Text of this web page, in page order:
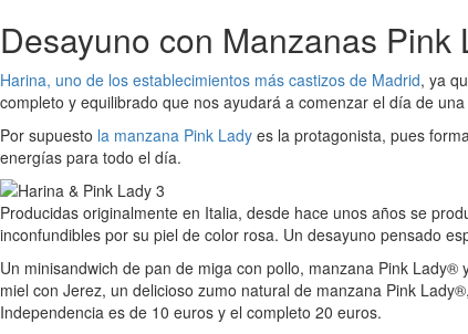
Desayuno con Manzanas Pink
Harina, uno de los establecimientos más castizos de Madrid, ya
completo y equilibrado que nos ayudará a comenzar el día de
Por supuesto la manzana Pink Lady es la protagonista, pues
energías para todo el día.
Producidas originalmente en Italia, desde hace unos años se
inconfundibles por su piel de color rosa. Un desayuno pensado
Un minisandwich de pan de miga con pollo, manzana Pink
miel con Jerez, un delicioso zumo natural de manzana Pink
Independencia es de 10 euros y el completo 20 euros.